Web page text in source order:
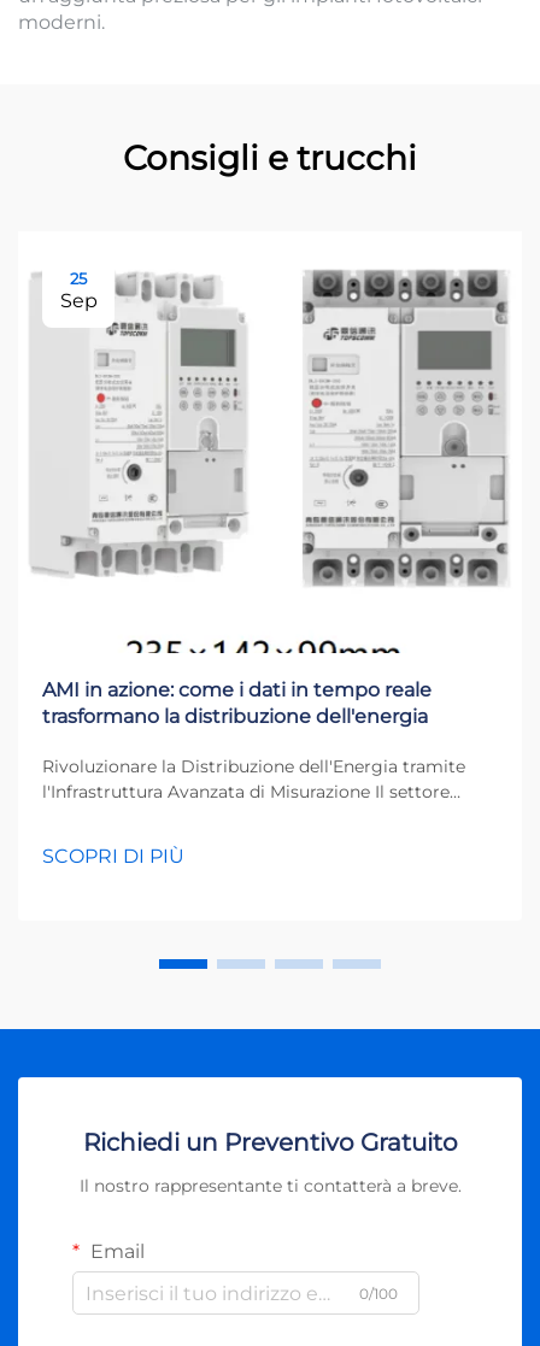
moderni.
Consigli e trucchi
25
Sep
AMI in azione: come i dati in tempo reale
trasformano la distribuzione dell'energia
Rivoluzionare la Distribuzione dell'Energia tramite
l'Infrastruttura Avanzata di Misurazione Il settore
poiché l'Infrastruttura Avanzata di Misurazione (AMI)
ridefinisce il modo in cui monitoriamo, gestiamo e
SCOPRI DI PIÙ
Richiedi un Preventivo Gratuito
Il nostro rappresentante ti contatterà a breve.
Email
0/100